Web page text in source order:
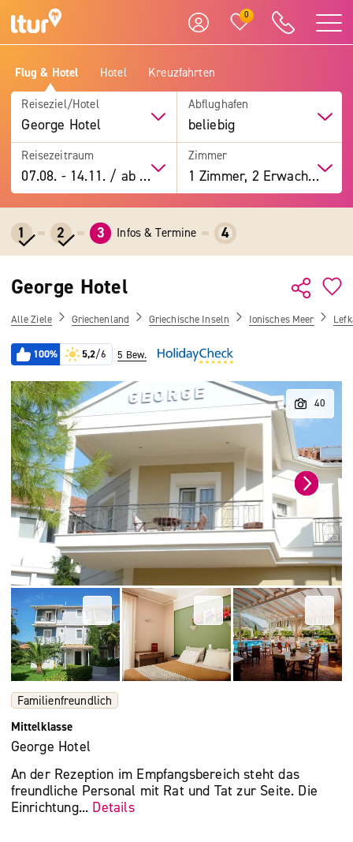
0
Flug & Hotel Hotel Kreuzfahrten
Reiseziel/Hotel
George Hotel
Abflughafen
beliebig
Reisezeitraum
07.08. -14.11. / ab 7 Tage
Zimmer
1 Zimmer, 2 Erwachsene
1 2 3 Infos & Termine 4
George Hotel
Alle Ziele Griechenland Griechische Inseln Ionisches Meer
100% 5,2/6 5 Bew.
Familienfreundlich
Mittelklasse
George Hotel
An der Rezeption im Empfangsbereich steht das
freundliche Personal mit Rat und Tat zur Seite. Die
Einrichtung... Details